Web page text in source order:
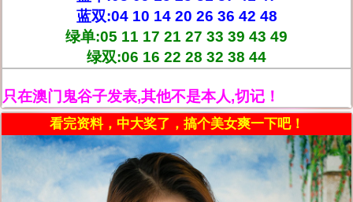
蓝双:04 10 14 20 26 36 42 48
绿单:05 11 17 21 27 33 39 43 49
绿双:06 16 22 28 32 38 44
只在澳门鬼谷子发表,其他不是本人,切记！
看完资料，中大奖了，搞个美女爽一下吧！